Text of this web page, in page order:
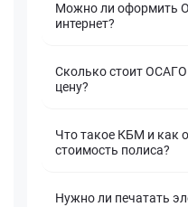
Можно ли оформить
интернет?
Сколько стоит ОСАГО
цену?
Что такое КБМ и как
стоимость полиса?
Нужно ли печатать